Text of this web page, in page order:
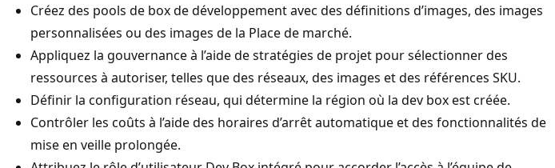
Créez des pools de box de développement avec des définitions d’images, des images
personnalisées ou des images de la Place de marché.
Appliquez la gouvernance à l’aide de stratégies de projet pour sélectionner des
ressources à autoriser, telles que des réseaux, des images et des références SKU.
Définir la configuration réseau, qui détermine la région où la dev box est créée.
Contrôler les coûts à l’aide des horaires d’arrêt automatique et des fonctionnalités de
mise en veille prolongée.